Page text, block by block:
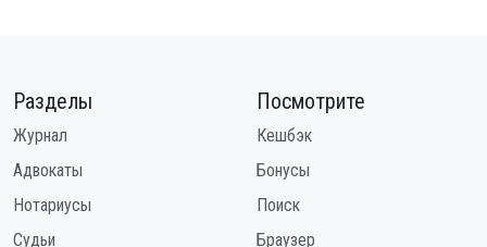
Разделы
Журнал
Адвокаты
Нотариусы
Судьи
Посмотрите
Кешбэк
Бонусы
Поиск
Браузер